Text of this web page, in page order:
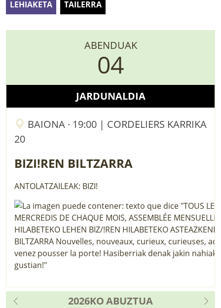
LURRAREN AGENDA
AZOKA
LEHIAKETA TAILERRA
ABENDUAK
04
JARDUNALDIA
BAIONA · 19:00 | CORDELIERS KARRIKA
20
BIZI!REN BILTZARRA
ANTOLATZAILEAK: BIZI!
2026KOABUZTUA